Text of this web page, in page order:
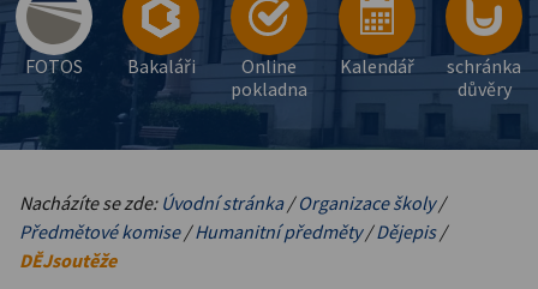
FOTOS Bakaláři
Online
pokladna
Kalendář
schránka
důvěry
Nacházíte se zde: Úvodní stránka/Organizace školy/
Předmětové komise/Humanitní předměty/Dějepis/
DĚJsoutěže